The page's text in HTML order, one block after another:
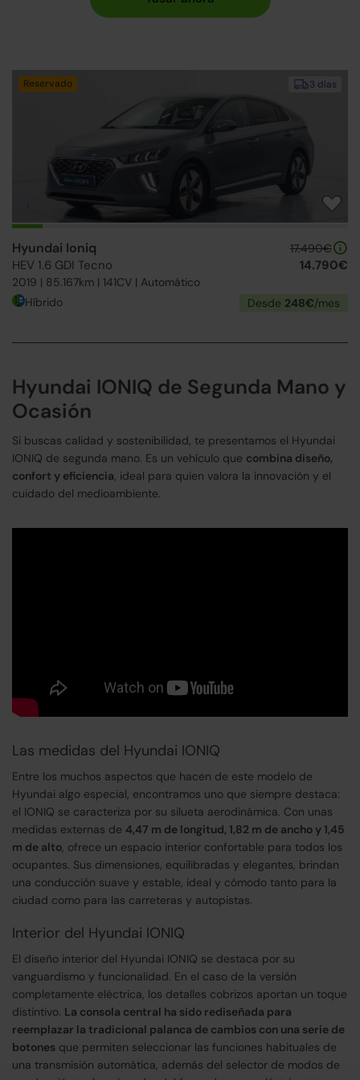
3 días
Reservado
Hyundai Ioniq
HEV 1.6 GDI Tecno
2019 | 85.167km | 141CV | Automático
17.490€
14.790€
Híbrido Desde 248€/mes
Hyundai IONIQ de Segunda Mano y
Ocasión
Si buscas calidad y sostenibilidad, te presentamos el Hyundai
IONIQ de segunda mano. Es un vehículo que combina diseño,
confort y eficiencia, ideal para quien valora la innovación y el
cuidado del medioambiente.
Las medidas del Hyundai IONIQ
Entre los muchos aspectos que hacen de este modelo de
Hyundai algo especial, encontramos uno que siempre destaca:
el IONIQ se caracteriza por su silueta aerodinámica. Con unas
medidas externas de 4,47 m de longitud, 1,82 m de ancho y 1,45
m de alto, ofrece un espacio interior confortable para todos los
ocupantes. Sus dimensiones, equilibradas y elegantes, brindan
una conducción suave y estable, ideal y cómodo tanto para la
ciudad como para las carreteras y autopistas.
Interior del Hyundai IONIQ
El diseño interior del Hyundai IONIQ se destaca por su
vanguardismo y funcionalidad. En el caso de la versión
completamente eléctrica, los detalles cobrizos aportan un toque
distintivo. La consola central ha sido rediseñada para
reemplazar la tradicional palanca de cambios con una serie de
botones que permiten seleccionar las funciones habituales de
una transmisión automática, además del selector de modos de